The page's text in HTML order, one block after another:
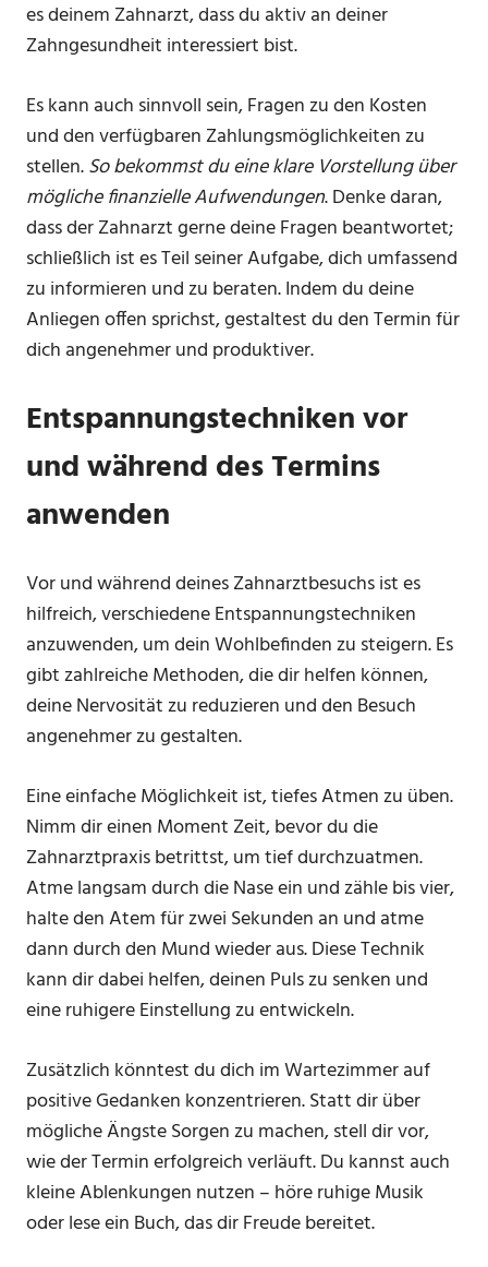
es deinem Zahnarzt, dass du aktiv an deiner
Zahngesundheit interessiert bist.
Es kann auch sinnvoll sein, Fragen zu den Kosten
und den verfügbaren Zahlungsmöglichkeiten zu
stellen.So bekommst du eine klare Vorstellung über
mögliche finanzielle Aufwendungen. Denke daran,
dass der Zahnarzt gerne deine Fragen beantwortet;
schließlich ist es Teil seiner Aufgabe, dich umfassend
zu informieren und zu beraten. Indem du deine
Anliegen offen sprichst, gestaltest du den Termin für
dich angenehmer und produktiver.
Entspannungstechniken vor
und während des Termins
anwenden
Vor und während deines Zahnarztbesuchs ist es
hilfreich, verschiedene Entspannungstechniken
anzuwenden, um dein Wohlbefinden zu steigern. Es
gibt zahlreiche Methoden, die dir helfen können,
deine Nervosität zu reduzieren und den Besuch
angenehmer zu gestalten.
Eine einfache Möglichkeit ist, tiefes Atmen zu üben.
Nimm dir einen Moment Zeit, bevor du die
Zahnarztpraxis betrittst, um tief durchzuatmen.
Atme langsam durch die Nase ein und zähle bis vier,
halte den Atem für zwei Sekunden an und atme
dann durch den Mund wieder aus. Diese Technik
kann dir dabei helfen, deinen Puls zu senken und
eine ruhigere Einstellung zu entwickeln.
Zusätzlich könntest du dich im Wartezimmer auf
positive Gedanken konzentrieren. Statt dir über
mögliche Ängste Sorgen zu machen, stell dir vor,
wie der Termin erfolgreich verläuft. Du kannst auch
kleine Ablenkungen nutzen – höre ruhige Musik
oder lese ein Buch, das dir Freude bereitet.